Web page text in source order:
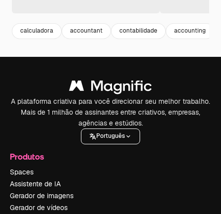
calculadora accountant contabilidade accounting
A plataforma criativa para você direcionar seu melhor trabalho.
Mais de 1 milhão de assinantes entre criativos, empresas,
agências e estúdios.
Português
Produtos
Spaces
Assistente de IA
Gerador de imagens
Gerador de vídeos